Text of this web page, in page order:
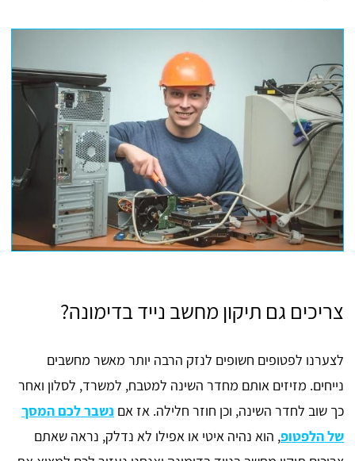
צריכים גם תיקון מחשב נייד בדימונה?
לצערנו לפטופים חשופים לנזק הרבה יותר מאשר מחשבים
נייחים. מזיזים אותם מחדר השינה למטבח, למשרד, לסלון ואחר
כך שוב לחדר השינה, וכן חוזר חלילה. אז אם נשבר לכם המסך
של הלפטופ, הוא נהיה איטי או אפילו לא נדלק, נראה שאתם